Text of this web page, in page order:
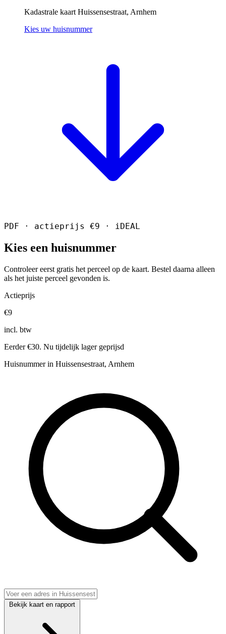
Kadastrale kaart Huissensestraat, Arnhem
Kies uw huisnummer
PDF · actieprijs €9 · iDEAL
Kies een huisnummer
Controleer eerst gratis het perceel op de kaart. Bestel daarna alleen
als het juiste perceel gevonden is.
Actieprijs
€9
incl. btw
Eerder €30. Nu tijdelijk lager geprijsd
Huisnummer in Huissensestraat, Arnhem
Bekijk kaart en rapport